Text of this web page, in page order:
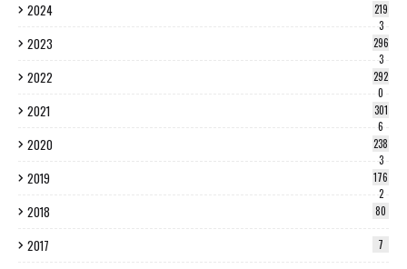
2024
219
3
2023
296
3
2022
292
0
2021
301
6
2020
238
3
2019
176
2
2018 80
2017 7